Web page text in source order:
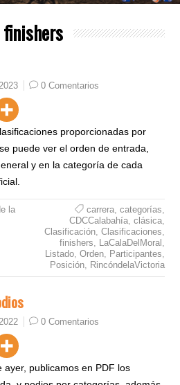
finishers
0 Comentarios
proporcionadas por
puede ver el orden de entrada,
y en la categoría de cada
la
carrera, categorías
CDCCalabahía, clásica,
Clasificación, Clasificaciones
finishers
LaCalaDelMoral
Listado, Orden, Participantes
Posición, RincóndelaVictoria
0 Comentarios
publicamos en PDF los